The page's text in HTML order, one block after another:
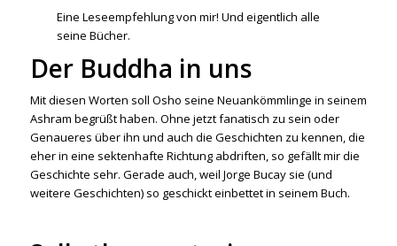
Eine Leseempfehlung von mir! Und eigentlich alle
seine Bücher.
Der Buddha in uns
Mit diesen Worten soll Osho seine Neuankömmlinge in seinem
Ashram begrüßt haben. Ohne jetzt fanatisch zu sein oder
Genaueres über ihn und auch die Geschichten zu kennen, die
eher in eine sektenhafte Richtung abdriften, so gefällt mir die
Geschichte sehr. Gerade auch, weil Jorge Bucay sie (und
weitere Geschichten) so geschickt einbettet in seinem Buch.